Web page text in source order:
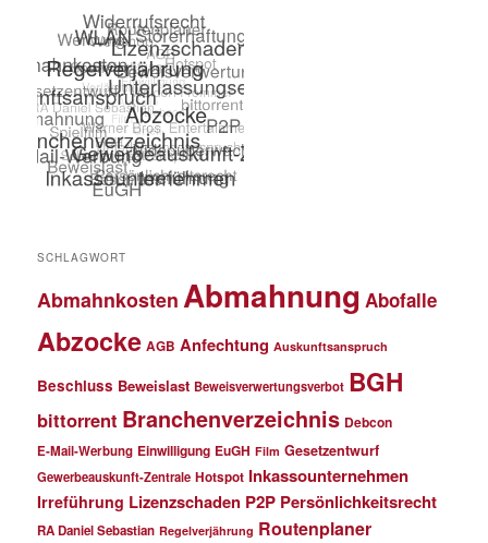
SCHLAGWORT
Abmahnkosten Abmahnung Abofalle
Abzocke AGB Anfechtung Auskunftsanspruch
Beschluss Beweislast Beweisverwertungsverbot BGH
bittorrent Branchenverzeichnis Debcon
E-Mail-Werbung Einwilligung EuGH Film Gesetzentwurf
Gewerbeauskunft-Zentrale Hotspot Inkassounternehmen
Irreführung Lizenzschaden P2P Persönlichkeitsrecht
RA Daniel Sebastian Regelverjährung Routenplaner